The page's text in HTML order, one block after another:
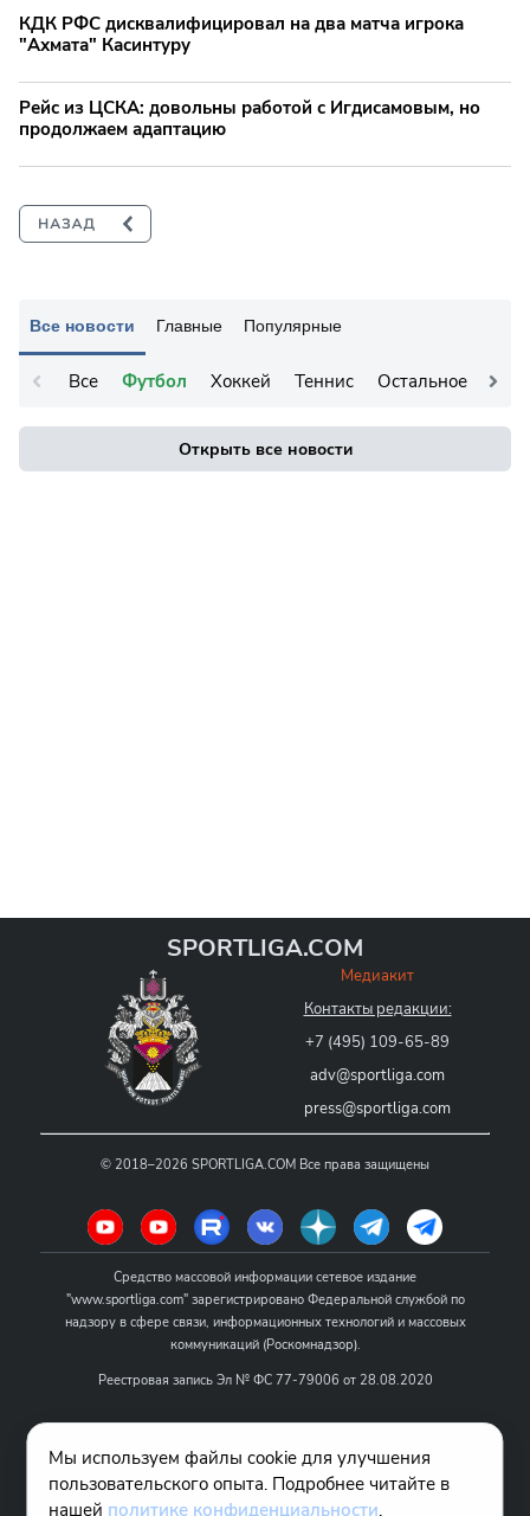
Все новости Главные Популярные
Все Футбол Хоккей Теннис Остальное
Открыть все новости
КДК РФС дисквалифицировал на два матча игрока
"Ахмата" Касинтуру
Рейс из ЦСКА: довольны работой с Игдисамовым, но
продолжаем адаптацию
SPORTLIGA.COM
Медиакит
Контакты редакции:
+7 (495) 109-65-89
adv@sportliga.com
press@sportliga.com
© 2018–2026 SPORTLIGA.COM Все права защищены
Средство массовой информации сетевое издание
"www.sportliga.com" зарегистрировано Федеральной службой по
надзору в сфере связи, информационных технологий и массовых
коммуникаций (Роскомнадзор).
Реестровая запись Эл № ФС 77-79006 от 28.08.2020
Название - www.sportliga.com
Учредитель СМИ сетевого издания "www.sportliga.com": ИП Чамин
О.Н.
Мы используем файлы cookie для улучшения
пользовательского опыта. Подробнее читайте в
нашей политике конфиденциальности.